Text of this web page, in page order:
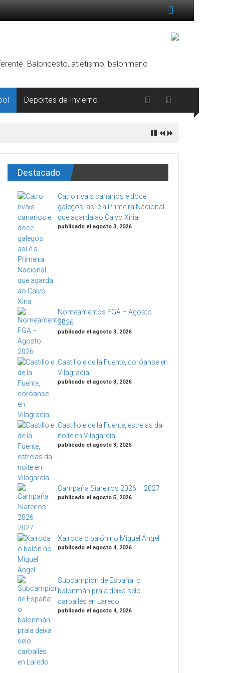
Baloncesto, atletismo, balonmano
Deportes de Invierno
Destacado
Catro rivais canarios e doce
galegos: así é a Primeira Nacional
que agarda ao Calvo Xiria
publicado el agosto 3, 2026
Nomeamentos FGA – Agosto
2026
publicado el agosto 3, 2026
Castillo e de la Fuente, coróanse en
Vilagracía
publicado el agosto 3, 2026
Castillo e de la Fuente, estrelas da
noite en Vilagarcía
publicado el agosto 3, 2026
Campaña Siareiros 2026 – 2027
publicado el agosto 5, 2026
Xa roda o balón no Miguel Ángel
publicado el agosto 4, 2026
Subcampión de España: o
balonmán praia deixa selo
carballés en Laredo
publicado el agosto 4, 2026